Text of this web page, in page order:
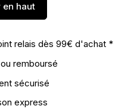
en haut
relais dès 99€ d'achat *
remboursé
sécurisé
express